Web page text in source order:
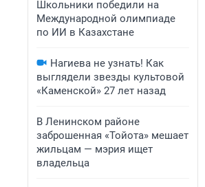
Школьники победили на
Международной олимпиаде
по ИИ в Казахстане
Нагиева не узнать! Как
выглядели звезды культовой
«Каменской» 27 лет назад
В Ленинском районе
заброшенная «Тойота» мешает
жильцам — мэрия ищет
владельца